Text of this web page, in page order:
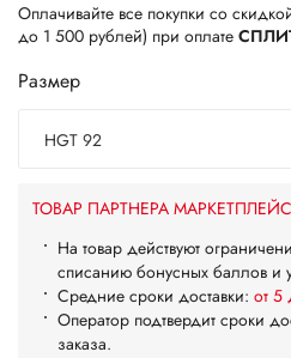
Оплачивайте все покупки со
до 1 500 рублей) при оплате
Размер
HGT 92
ТОВАР ПАРТНЕРА
На товар действуют
списанию бонусных баллов и
Средние сроки доставки: от 5
Оператор подтвердит сроки
заказа.